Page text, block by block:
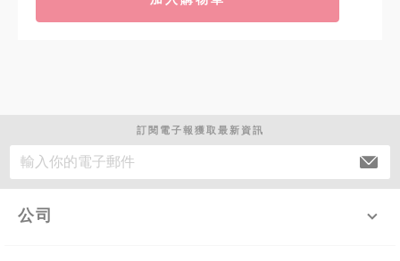
訂閱電子報獲取最新資訊
公司